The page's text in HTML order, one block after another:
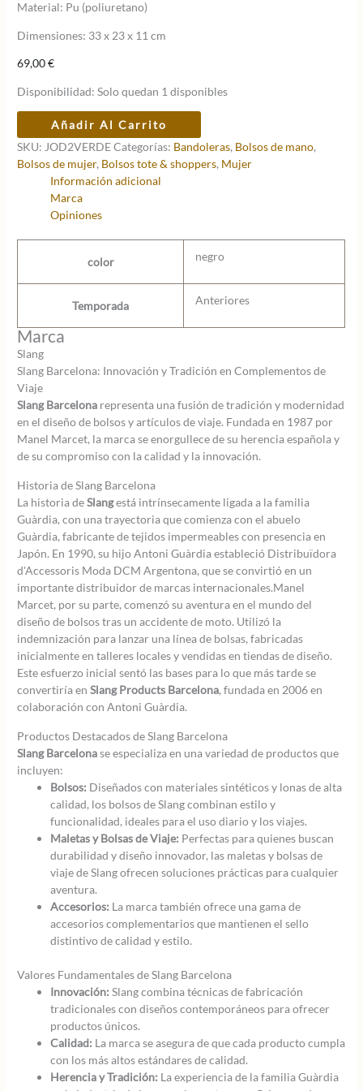
Material: Pu (poliuretano)
Dimensiones: 33 x 23 x 11 cm
69,00€
Disponibilidad: Solo quedan 1 disponibles
SLANG
JOD2
JOLLY
cantidad
Añadir Al Carrito
SKU: JOD2VERDECategorías: Bandoleras, Bolsos de mano,
Bolsos de mujer, Bolsos tote & shoppers, Mujer
Información adicional
Marca
Opiniones
color negro
Temporada Anteriores
Marca
Slang
Slang Barcelona: Innovación y Tradición en Complementos de
Viaje
Slang Barcelona representa una fusión de tradición y modernidad
en el diseño de bolsos y artículos de viaje. Fundada en 1987 por
Manel Marcet, la marca se enorgullece de su herencia española y
de su compromiso con la calidad y la innovación.
Historia de Slang Barcelona
La historia deSlangestá intrínsecamente ligada a la familia
Guàrdia, con una trayectoria que comienza con el abuelo
Guàrdia, fabricante de tejidos impermeables con presencia en
Japón. En 1990, su hijo Antoni Guàrdia estableció Distribuïdora
d'Accessoris Moda DCM Argentona, que se convirtió en un
importante distribuidor de marcas internacionales.Manel
Marcet, por su parte, comenzó su aventura en el mundo del
diseño de bolsos tras un accidente de moto. Utilizó la
indemnización para lanzar una línea de bolsas, fabricadas
inicialmente en talleres locales y vendidas en tiendas de diseño.
Este esfuerzo inicial sentó las bases para lo que más tarde se
convertiría enSlang Products Barcelona, fundada en 2006 en
colaboración con Antoni Guàrdia.
Productos Destacados de Slang Barcelona
Slang Barcelonase especializa en una variedad de productos que
incluyen:
Bolsos: Diseñados con materiales sintéticos y lonas de alta
calidad, los bolsos de Slang combinan estilo y
funcionalidad, ideales para el uso diario y los viajes.
Maletas y Bolsas de Viaje: Perfectas para quienes buscan
durabilidad y diseño innovador, las maletas y bolsas de
viaje de Slang ofrecen soluciones prácticas para cualquier
aventura.
Accesorios: La marca también ofrece una gama de
accesorios complementarios que mantienen el sello
distintivo de calidad y estilo.
Valores Fundamentales de Slang Barcelona
Innovación: Slang combina técnicas de fabricación
tradicionales con diseños contemporáneos para ofrecer
productos únicos.
Calidad: La marca se asegura de que cada producto cumpla
con los más altos estándares de calidad.
Herencia y Tradición: La experiencia de la familia Guàrdia